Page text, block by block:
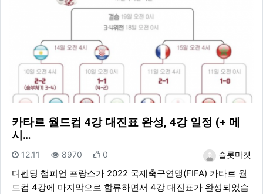
카타르 월드컵 4강 대진표 완성, 4강 일정 (+ 메
시…
등록자슬롯마켓
등록일
12.11 조회
8970 추천
0
디펜딩 챔피언 프랑스가 2022 국제축구연맹(FIFA) 카타르 월
드컵 4강에 마지막으로 합류하면서 4강 대진표가 완성되었습